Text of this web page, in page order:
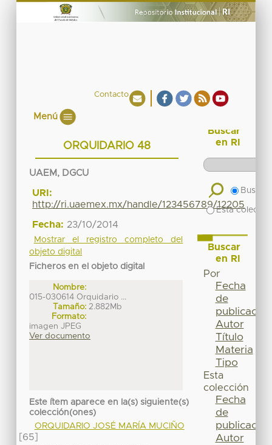
Contacto
Menú
ORQUIDARIO 48
UAEM, DGCU
URI:
http://ri.uaemex.mx/handle/123456789/12205
Fecha: 23/10/2014
Mostrar el registro completo del
objeto digital
Ficheros en el objeto digital
Nombre:
015-030614 Orquidario ...
Tamaño: 2.882Mb
Formato:
imagen JPEG
Ver documento
Este ítem aparece en la(s) siguiente(s)
colección(ones)
ORQUIDARIO JOSÉ MARÍA MUCIÑO
[65]
Buscar
en RI
Buscar
Esta
Buscar
en RI
Por
Fecha
de
publicación
Autor
Título
Materia
Tipo
Esta
colección
Fecha
de
publicación
Autor